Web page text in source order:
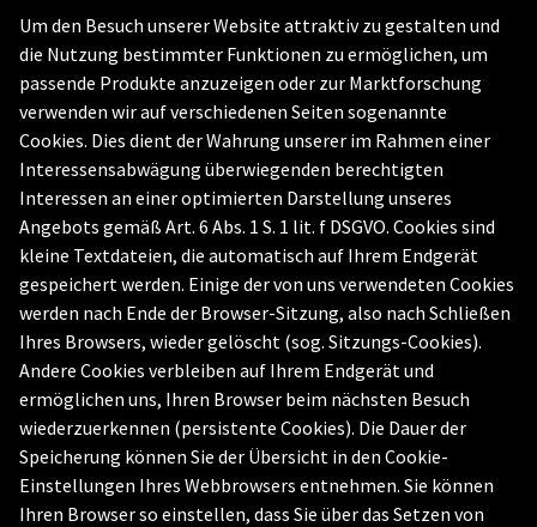
Um den Besuch unserer Website attraktiv zu gestalten und
die Nutzung bestimmter Funktionen zu ermöglichen, um
passende Produkte anzuzeigen oder zur Marktforschung
verwenden wir auf verschiedenen Seiten sogenannte
Cookies. Dies dient der Wahrung unserer im Rahmen einer
Interessensabwägung überwiegenden berechtigten
Interessen an einer optimierten Darstellung unseres
Angebots gemäß Art. 6 Abs. 1 S. 1 lit. f DSGVO. Cookies sind
kleine Textdateien, die automatisch auf Ihrem Endgerät
gespeichert werden. Einige der von uns verwendeten Cookies
werden nach Ende der Browser-Sitzung, also nach Schließen
Ihres Browsers, wieder gelöscht (sog. Sitzungs-Cookies).
Andere Cookies verbleiben auf Ihrem Endgerät und
ermöglichen uns, Ihren Browser beim nächsten Besuch
wiederzuerkennen (persistente Cookies). Die Dauer der
Speicherung können Sie der Übersicht in den Cookie-
Einstellungen Ihres Webbrowsers entnehmen. Sie können
Ihren Browser so einstellen, dass Sie über das Setzen von